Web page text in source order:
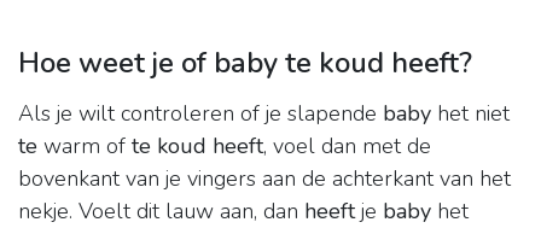
Hoe weet je of baby te koud heeft?
Als je wilt controleren of je slapende baby het niet
te warm of te koud heeft, voel dan met de
bovenkant van je vingers aan de achterkant van het
nekje. Voelt dit lauw aan, dan heeftje baby het